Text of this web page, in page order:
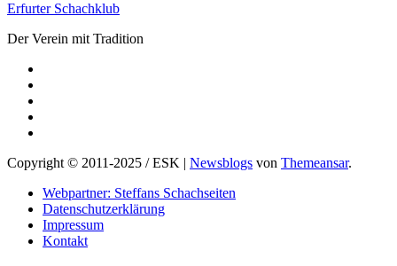
Erfurter Schachklub
Der Verein mit Tradition
Copyright © 2011-2025 / ESK Newsblogs von Themeansar.
Webpartner: Steffans Schachseiten
Datenschutzerklärung
Impressum
Kontakt